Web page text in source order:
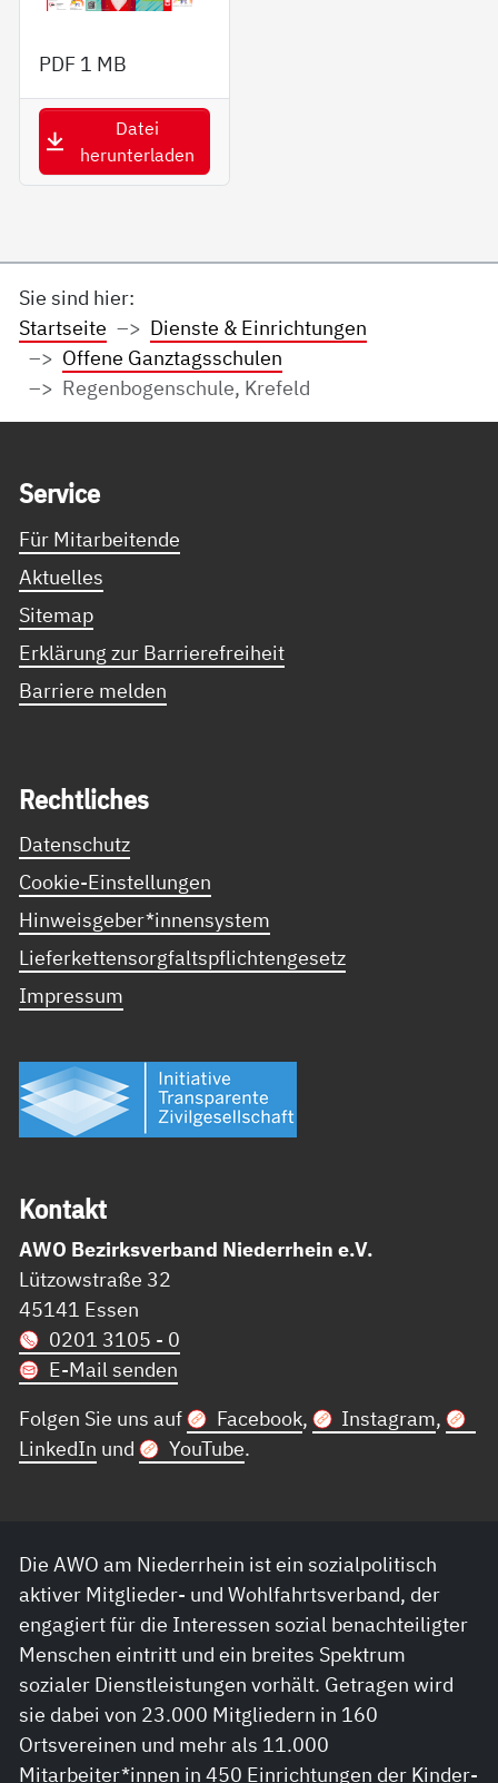
PDF 1 MB
Datei
herunterladen
Sie sind hier:
Startseite
Dienste & Einrichtungen
Offene Ganztagsschulen
Regenbogenschule, Krefeld
Ser­vice
Für Mitarbeitende
Aktuelles
Sitemap
Erklärung zur Barrierefreiheit
Barriere melden
Recht­li­ches
Datenschutz
Cookie-Einstellungen
Hinweisgeber*innensystem
Lieferkettensorgfaltspflichtengesetz
Impressum
Kon­takt
AWO Bezirksverband Niederrhein e.V.
Lützowstraße 32
45141 Essen
0201 3105 - 0
E-Mail senden
Folgen Sie uns auf
Facebook, Instagram,
LinkedIn und YouTube.
Die AWO am Niederrhein ist ein sozialpolitisch
aktiver Mitglieder- und Wohlfahrtsverband, der
engagiert für die Interessen sozial benachteiligter
Menschen eintritt und ein breites Spektrum
sozialer Dienstleistungen vorhält. Getragen wird
sie dabei von 23.000 Mitgliedern in 160
Ortsvereinen und mehr als 11.000
Mitarbeiter*innen in 450 Einrichtungen der Kinder-